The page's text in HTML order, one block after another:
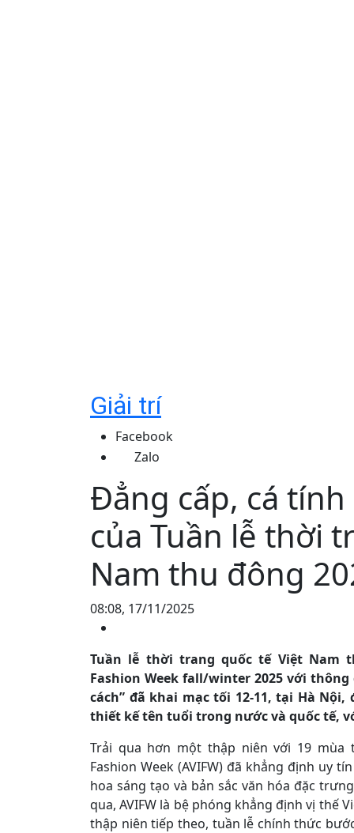
Giải trí
Facebook
Zalo
Đẳng cấp, cá
của Tuần lễ thời
Nam thu đông
08:08, 17/11/2025
Tuần lễ thời trang quốc tế Việt Nam
Fashion Week fall/winter 2025 với thông
cách” đã khai mạc tối 12-11, tại Hà
thiết kế tên tuổi trong nước và quốc tế,
Trải qua hơn một thập niên với 19 mùa
Fashion Week (AVIFW) đã khẳng định uy
hoa sáng tạo và bản sắc văn hóa đặc
qua, AVIFW là bệ phóng khẳng định vị thế
thập niên tiếp theo, tuần lễ chính thức